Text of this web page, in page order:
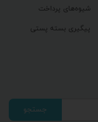
شیوه‌های پرداخت
پیگیری بسته پستی
جستجو